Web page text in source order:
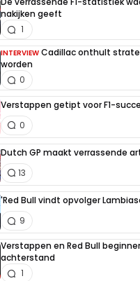
nakijken geeft
1
INTERVIEW Cadillac onthult
worden
0
Verstappen getipt voor F1-
0
Dutch GP maakt verrassende
13
'Red Bull vindt opvolger
9
Verstappen en Red Bull
achterstand
1